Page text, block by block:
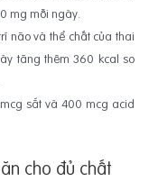
mg mỗi ngày.
não và thể chất của thai
tăng thêm 360 kcal so
sắt và 400 mcg acid
cho đủ chất